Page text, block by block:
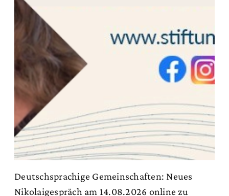
Deutschsprachige Gemeinschaften: Neues
Nikolaigespräch am 14.08.2026 online zu